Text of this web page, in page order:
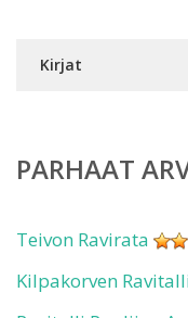
Kirjat
PARHAAT
Teivon Ravirata
Kilpakorven